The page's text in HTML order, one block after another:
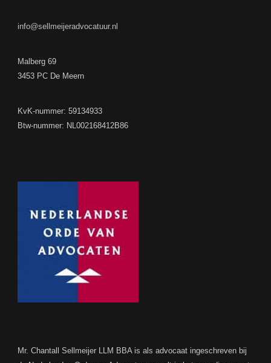
info@sellmeijeradvocatuur.nl
Malberg 69
3453 PC De Meern
KvK-nummer: 59134933
Btw-nummer: NL002168412B86
Mr. Chantall Sellmeijer LLM BBA is als advocaat ingeschreven bij